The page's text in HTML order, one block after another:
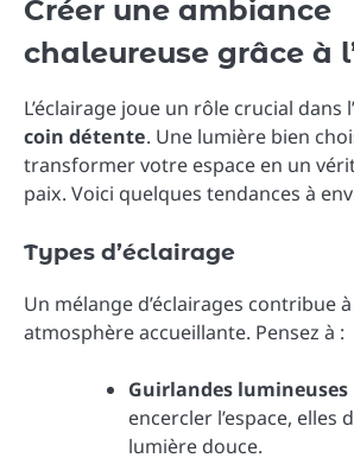
Créer une ambiance
chaleureuse grâce à
L’éclairage joue un rôle crucial dans
coin détente. Une lumière bien
transformer votre espace en un
paix. Voici quelques tendances à
Types d’éclairage
Un mélange d’éclairages contribue
atmosphère accueillante. Pensez à :
Guirlandes lumineuses
encercler l’espace, elles
lumière douce.